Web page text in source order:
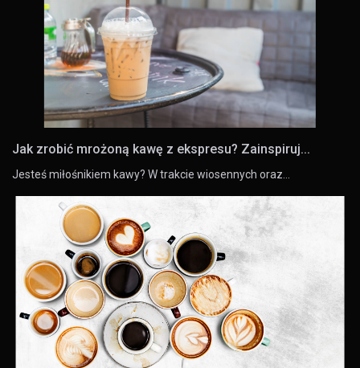
Jak zrobić mrożoną kawę z ekspresu? Zainspiruj...
Jesteś miłośnikiem kawy? W trakcie wiosennych oraz…